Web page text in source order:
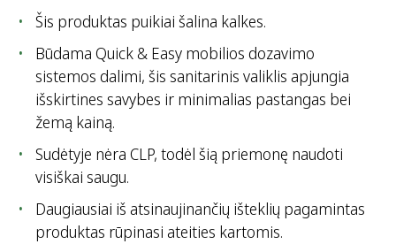
Šis produktas puikiai šalina kalkes.
Būdama Quick & Easy mobilios dozavimo
sistemos dalimi, šis sanitarinis valiklis apjungia
išskirtines savybes ir minimalias pastangas bei
žemą kainą.
Sudėtyje nėra CLP, todėl šią priemonę naudoti
visiškai saugu.
Daugiausiai iš atsinaujinančių išteklių pagamintas
produktas rūpinasi ateities kartomis.